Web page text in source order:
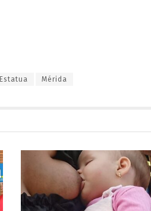
Estatua Mérida